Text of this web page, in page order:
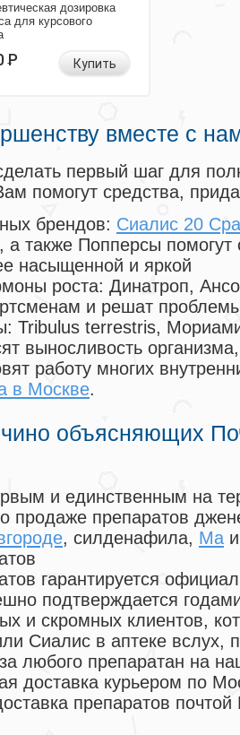
дозировка
для курсового
Р Купить
вместе с
первый шаг для
помогут средства,
брендов: Сиалис 20
также Попперсы помогут
насыщенной и яркой
роста: Динатроп,
и решат
Tribulus terrestris,
выносливость
работу многих
в Москве.
объясняющих
и единственным на
продаже препаратов
, силденафила, Ma
гарантируется
подтверждается
и скромных клиентов,
Сиалис в аптеке вслух,
любого препаратан на
доставка курьером по
препаратов